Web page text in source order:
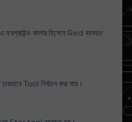
কালার হিসেবে Red ব্যবহৃত
Tool নির্বাচন করা যায়।